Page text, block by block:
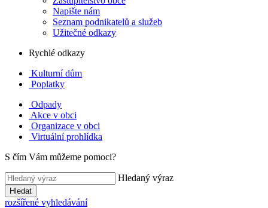
Napište nám
Seznam podnikatelů a služeb
Užitečné odkazy
Rychlé odkazy
Kulturní dům
Poplatky
Odpady
Akce v obci
Organizace v obci
Virtuální prohlídka
S čím Vám můžeme pomoci?
Hledaný výraz
Hledat
rozšířené vyhledávání